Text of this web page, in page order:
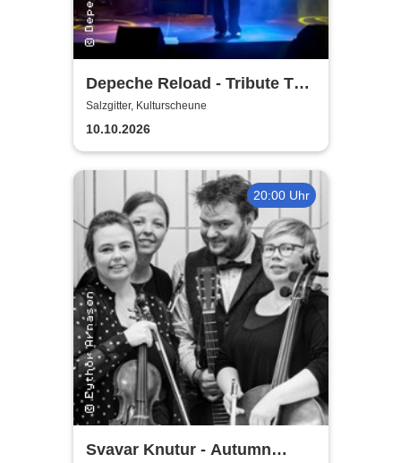
Depeche Reload - Tribute To
Depeche Mode
Salzgitter, Kulturscheune
10.10.2026
20:00 Uhr
Svavar Knutur - Autumn